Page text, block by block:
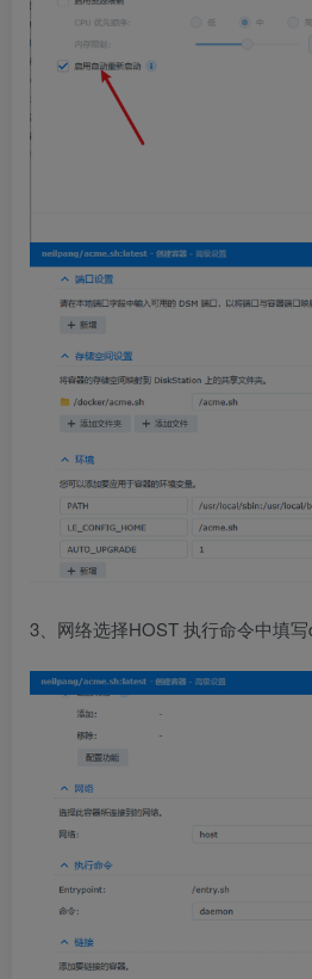
3、网络选择HOST 执行命令中填